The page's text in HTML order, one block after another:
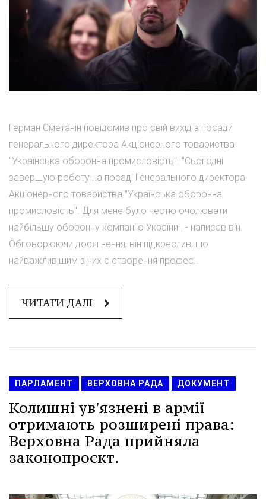
Герман Сметанін повідомив про свій вихід з посади
генерального директора Акціонерного товариства
"Українська оборонна промисловість". "Сьогодні
завершую роботу на посаді Генерального директора
Акціонерного товариства "Українська оборонна
промисловість". Для мене було честю очолювати
найбільшу оборонну компанію України", - написав він.
Обговорюючи досягнення, він підкреслив, що
найважливішим з них є створення профес...
ЧИТАТИ ДАЛІ
ПАРЛАМЕНТ ВЕРХОВНА РАДА ДОКУМЕНТ
Колишні ув'язнені в армії
отримають розширені права:
Верховна Рада прийняла
законопроєкт.